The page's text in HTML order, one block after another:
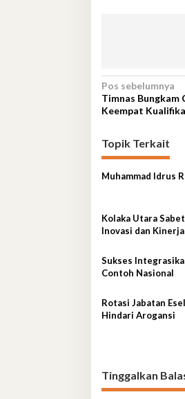
Navigasi
pos
Pos sebelumnya
Timnas Bungkam
Keempat
Topik Terkait
Muhammad Idrus
Kolaka Utara
Inovasi dan
Sukses
Contoh Nasional
Rotasi Jabatan
Hindari Arogansi
Tinggalkan